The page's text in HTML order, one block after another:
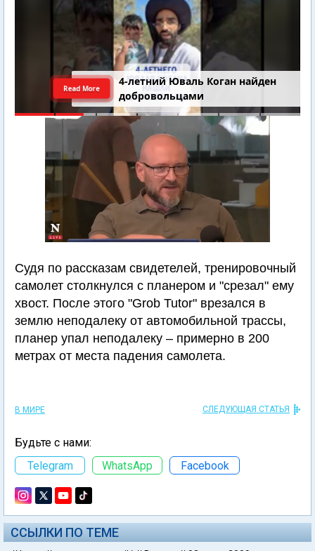
4-летний Юваль Коган найден
добровольцами
Read More
Судя по рассказам свидетелей, тренировочный
самолет столкнулся с планером и "срезал" ему
хвост. После этого "Grob Tutor" врезался в
землю неподалеку от автомобильной трассы,
планер упал неподалеку – примерно в 200
метрах от места падения самолета.
В МИРЕ СЛЕДУЮЩАЯ СТАТЬЯ
Будьте с нами:
Telegram
WhatsApp Facebook
ССЫЛКИ ПО ТЕМЕ